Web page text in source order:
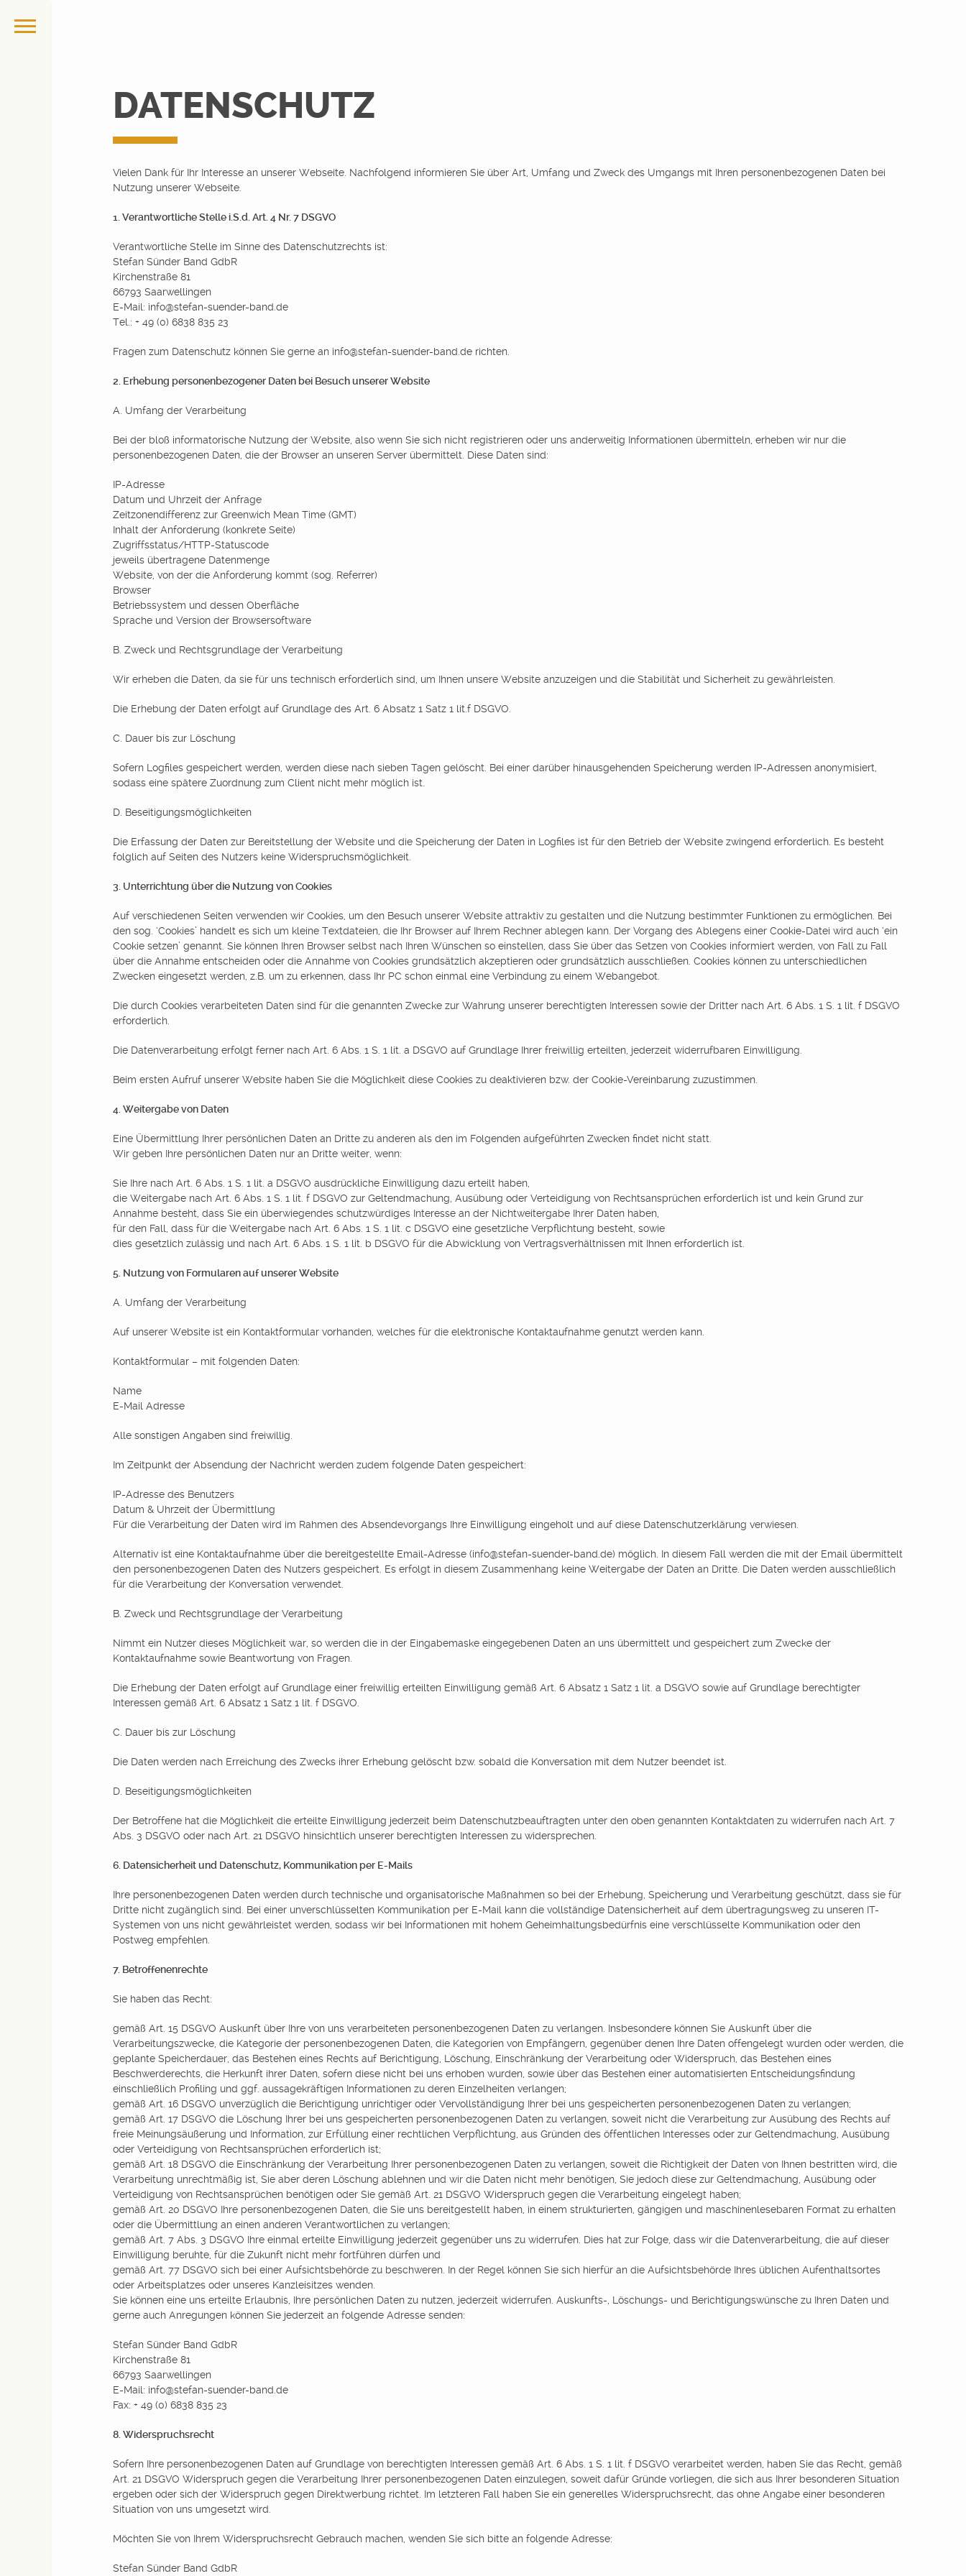
DATENSCHUTZ
Vielen Dank für Ihr Interesse an unserer Webseite. Nachfolgend informieren Sie über Art, Umfang und Zweck des Umgangs mit Ihren personenbezogenen Daten bei
Nutzung unserer Webseite.
1. Verantwortliche Stelle i.S.d. Art. 4 Nr. 7 DSGVO
Verantwortliche Stelle im Sinne des Datenschutzrechts ist:
Stefan Sünder Band GdbR
Kirchenstraße 81
66793 Saarwellingen
E-Mail: info@stefan-suender-band.de
Tel.: + 49 (0) 6838 835 23
Fragen zum Datenschutz können Sie gerne an info@stefan-suender-band.de richten.
2. Erhebung personenbezogener Daten bei Besuch unserer Website
A. Umfang der Verarbeitung
Bei der bloß informatorische Nutzung der Website, also wenn Sie sich nicht registrieren oder uns anderweitig Informationen übermitteln, erheben wir nur die
personenbezogenen Daten, die der Browser an unseren Server übermittelt. Diese Daten sind:
IP-Adresse
Datum und Uhrzeit der Anfrage
Zeitzonendifferenz zur Greenwich Mean Time (GMT)
Inhalt der Anforderung (konkrete Seite)
Zugriffsstatus/HTTP-Statuscode
jeweils übertragene Datenmenge
Website, von der die Anforderung kommt (sog. Referrer)
Browser
Betriebssystem und dessen Oberfläche
Sprache und Version der Browsersoftware
B. Zweck und Rechtsgrundlage der Verarbeitung
Wir erheben die Daten, da sie für uns technisch erforderlich sind, um Ihnen unsere Website anzuzeigen und die Stabilität und Sicherheit zu gewährleisten.
Die Erhebung der Daten erfolgt auf Grundlage des Art. 6 Absatz 1 Satz 1 lit.f DSGVO.
C. Dauer bis zur Löschung
Sofern Logfiles gespeichert werden, werden diese nach sieben Tagen gelöscht. Bei einer darüber hinausgehenden Speicherung werden IP-Adressen anonymisiert,
sodass eine spätere Zuordnung zum Client nicht mehr möglich ist.
D. Beseitigungsmöglichkeiten
Die Erfassung der Daten zur Bereitstellung der Website und die Speicherung der Daten in Logfiles ist für den Betrieb der Website zwingend erforderlich. Es besteht
folglich auf Seiten des Nutzers keine Widerspruchsmöglichkeit.
3. Unterrichtung über die Nutzung von Cookies
Auf verschiedenen Seiten verwenden wir Cookies, um den Besuch unserer Website attraktiv zu gestalten und die Nutzung bestimmter Funktionen zu ermöglichen. Bei
den sog. ‘Cookies’ handelt es sich um kleine Textdateien, die Ihr Browser auf Ihrem Rechner ablegen kann. Der Vorgang des Ablegens einer Cookie-Datei wird auch ‘ein
Cookie setzen’ genannt. Sie können Ihren Browser selbst nach Ihren Wünschen so einstellen, dass Sie über das Setzen von Cookies informiert werden, von Fall zu Fall
über die Annahme entscheiden oder die Annahme von Cookies grundsätzlich akzeptieren oder grundsätzlich ausschließen. Cookies können zu unterschiedlichen
Zwecken eingesetzt werden, z.B. um zu erkennen, dass Ihr PC schon einmal eine Verbindung zu einem Webangebot.
Die durch Cookies verarbeiteten Daten sind für die genannten Zwecke zur Wahrung unserer berechtigten Interessen sowie der Dritter nach Art. 6 Abs. 1 S. 1 lit. f DSGVO
erforderlich.
Die Datenverarbeitung erfolgt ferner nach Art. 6 Abs. 1 S. 1 lit. a DSGVO auf Grundlage Ihrer freiwillig erteilten, jederzeit widerrufbaren Einwilligung.
Beim ersten Aufruf unserer Website haben Sie die Möglichkeit diese Cookies zu deaktivieren bzw. der Cookie-Vereinbarung zuzustimmen.
4. Weitergabe von Daten
Eine Übermittlung Ihrer persönlichen Daten an Dritte zu anderen als den im Folgenden aufgeführten Zwecken findet nicht statt.
Wir geben Ihre persönlichen Daten nur an Dritte weiter, wenn:
Sie Ihre nach Art. 6 Abs. 1 S. 1 lit. a DSGVO ausdrückliche Einwilligung dazu erteilt haben,
die Weitergabe nach Art. 6 Abs. 1 S. 1 lit. f DSGVO zur Geltendmachung, Ausübung oder Verteidigung von Rechtsansprüchen erforderlich ist und kein Grund zur
Annahme besteht, dass Sie ein überwiegendes schutzwürdiges Interesse an der Nichtweitergabe Ihrer Daten haben,
für den Fall, dass für die Weitergabe nach Art. 6 Abs. 1 S. 1 lit. c DSGVO eine gesetzliche Verpflichtung besteht, sowie
dies gesetzlich zulässig und nach Art. 6 Abs. 1 S. 1 lit. b DSGVO für die Abwicklung von Vertragsverhältnissen mit Ihnen erforderlich ist.
5. Nutzung von Formularen auf unserer Website
A. Umfang der Verarbeitung
Auf unserer Website ist ein Kontaktformular vorhanden, welches für die elektronische Kontaktaufnahme genutzt werden kann.
Kontaktformular – mit folgenden Daten:
Name
E-Mail Adresse
Alle sonstigen Angaben sind freiwillig.
Im Zeitpunkt der Absendung der Nachricht werden zudem folgende Daten gespeichert:
IP-Adresse des Benutzers
Datum & Uhrzeit der Übermittlung
Für die Verarbeitung der Daten wird im Rahmen des Absendevorgangs Ihre Einwilligung eingeholt und auf diese Datenschutzerklärung verwiesen.
Alternativ ist eine Kontaktaufnahme über die bereitgestellte Email-Adresse (info@stefan-suender-band.de) möglich. In diesem Fall werden die mit der Email übermittelt
den personenbezogenen Daten des Nutzers gespeichert. Es erfolgt in diesem Zusammenhang keine Weitergabe der Daten an Dritte. Die Daten werden ausschließlich
für die Verarbeitung der Konversation verwendet.
B. Zweck und Rechtsgrundlage der Verarbeitung
Nimmt ein Nutzer dieses Möglichkeit war, so werden die in der Eingabemaske eingegebenen Daten an uns übermittelt und gespeichert zum Zwecke der
Kontaktaufnahme sowie Beantwortung von Fragen.
Die Erhebung der Daten erfolgt auf Grundlage einer freiwillig erteilten Einwilligung gemäß Art. 6 Absatz 1 Satz 1 lit. a DSGVO sowie auf Grundlage berechtigter
Interessen gemäß Art. 6 Absatz 1 Satz 1 lit. f DSGVO.
C. Dauer bis zur Löschung
Die Daten werden nach Erreichung des Zwecks ihrer Erhebung gelöscht bzw. sobald die Konversation mit dem Nutzer beendet ist.
D. Beseitigungsmöglichkeiten
Der Betroffene hat die Möglichkeit die erteilte Einwilligung jederzeit beim Datenschutzbeauftragten unter den oben genannten Kontaktdaten zu widerrufen nach Art. 7
Abs. 3 DSGVO oder nach Art. 21 DSGVO hinsichtlich unserer berechtigten Interessen zu widersprechen.
6. Datensicherheit und Datenschutz, Kommunikation per E-Mails
Ihre personenbezogenen Daten werden durch technische und organisatorische Maßnahmen so bei der Erhebung, Speicherung und Verarbeitung geschützt, dass sie für
Dritte nicht zugänglich sind. Bei einer unverschlüsselten Kommunikation per E-Mail kann die vollständige Datensicherheit auf dem übertragungsweg zu unseren IT-
Systemen von uns nicht gewährleistet werden, sodass wir bei Informationen mit hohem Geheimhaltungsbedürfnis eine verschlüsselte Kommunikation oder den
Postweg empfehlen.
7. Betroffenenrechte
Sie haben das Recht:
gemäß Art. 15 DSGVO Auskunft über Ihre von uns verarbeiteten personenbezogenen Daten zu verlangen. Insbesondere können Sie Auskunft über die
Verarbeitungszwecke, die Kategorie der personenbezogenen Daten, die Kategorien von Empfängern, gegenüber denen Ihre Daten offengelegt wurden oder werden, die
geplante Speicherdauer, das Bestehen eines Rechts auf Berichtigung, Löschung, Einschränkung der Verarbeitung oder Widerspruch, das Bestehen eines
Beschwerderechts, die Herkunft ihrer Daten, sofern diese nicht bei uns erhoben wurden, sowie über das Bestehen einer automatisierten Entscheidungsfindung
einschließlich Profiling und ggf. aussagekräftigen Informationen zu deren Einzelheiten verlangen;
gemäß Art. 16 DSGVO unverzüglich die Berichtigung unrichtiger oder Vervollständigung Ihrer bei uns gespeicherten personenbezogenen Daten zu verlangen;
gemäß Art. 17 DSGVO die Löschung Ihrer bei uns gespeicherten personenbezogenen Daten zu verlangen, soweit nicht die Verarbeitung zur Ausübung des Rechts auf
freie Meinungsäußerung und Information, zur Erfüllung einer rechtlichen Verpflichtung, aus Gründen des öffentlichen Interesses oder zur Geltendmachung, Ausübung
oder Verteidigung von Rechtsansprüchen erforderlich ist;
gemäß Art. 18 DSGVO die Einschränkung der Verarbeitung Ihrer personenbezogenen Daten zu verlangen, soweit die Richtigkeit der Daten von Ihnen bestritten wird, die
Verarbeitung unrechtmäßig ist, Sie aber deren Löschung ablehnen und wir die Daten nicht mehr benötigen, Sie jedoch diese zur Geltendmachung, Ausübung oder
Verteidigung von Rechtsansprüchen benötigen oder Sie gemäß Art. 21 DSGVO Widerspruch gegen die Verarbeitung eingelegt haben;
gemäß Art. 20 DSGVO Ihre personenbezogenen Daten, die Sie uns bereitgestellt haben, in einem strukturierten, gängigen und maschinenlesebaren Format zu erhalten
oder die Übermittlung an einen anderen Verantwortlichen zu verlangen;
gemäß Art. 7 Abs. 3 DSGVO Ihre einmal erteilte Einwilligung jederzeit gegenüber uns zu widerrufen. Dies hat zur Folge, dass wir die Datenverarbeitung, die auf dieser
Einwilligung beruhte, für die Zukunft nicht mehr fortführen dürfen und
gemäß Art. 77 DSGVO sich bei einer Aufsichtsbehörde zu beschweren. In der Regel können Sie sich hierfür an die Aufsichtsbehörde Ihres üblichen Aufenthaltsortes
oder Arbeitsplatzes oder unseres Kanzleisitzes wenden.
Sie können eine uns erteilte Erlaubnis, Ihre persönlichen Daten zu nutzen, jederzeit widerrufen. Auskunfts-, Löschungs- und Berichtigungswünsche zu Ihren Daten und
gerne auch Anregungen können Sie jederzeit an folgende Adresse senden:
Stefan Sünder Band GdbR
Kirchenstraße 81
66793 Saarwellingen
E-Mail: info@stefan-suender-band.de
Fax: + 49 (0) 6838 835 23
8. Widerspruchsrecht
Sofern Ihre personenbezogenen Daten auf Grundlage von berechtigten Interessen gemäß Art. 6 Abs. 1 S. 1 lit. f DSGVO verarbeitet werden, haben Sie das Recht, gemäß
Art. 21 DSGVO Widerspruch gegen die Verarbeitung Ihrer personenbezogenen Daten einzulegen, soweit dafür Gründe vorliegen, die sich aus Ihrer besonderen Situation
ergeben oder sich der Widerspruch gegen Direktwerbung richtet. Im letzteren Fall haben Sie ein generelles Widerspruchsrecht, das ohne Angabe einer besonderen
Situation von uns umgesetzt wird.
Möchten Sie von Ihrem Widerspruchsrecht Gebrauch machen, wenden Sie sich bitte an folgende Adresse:
Stefan Sünder Band GdbR